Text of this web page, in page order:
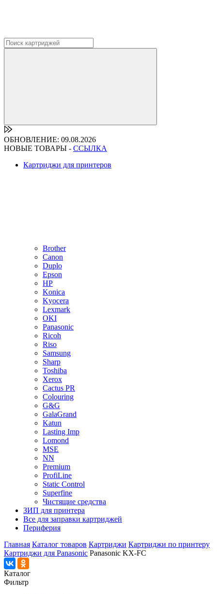
ОБНОВЛЕНИЕ: 09.08.2026
НОВЫЕ ТОВАРЫ - ССЫЛКА
Картриджи для принтеров
Brother
Canon
Duplo
Epson
HP
Konica
Kyocera
Lexmark
OKI
Panasonic
Ricoh
Riso
Samsung
Sharp
Toshiba
Xerox
Cactus PR
Colouring
G&G
GalaGrand
Katun
Lasting Imp
Lomond
MSE
NN
Premium
ProfiLine
Static Control
Superfine
Чистящие средства
ЗИП для принтера
Все для заправки картриджей
Периферия
Главная Каталог товаров Картриджи Картриджи по принтеру
Картриджи для Panasonic Panasonic KX-FC
Каталог
Фильтр